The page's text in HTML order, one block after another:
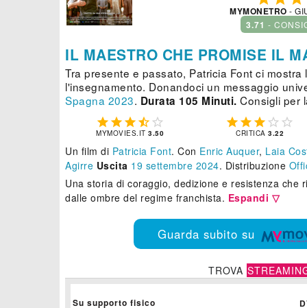
MYMONETRO -
3.71 -
IL MAESTRO CHE PROMISE IL
Tra presente e passato, Patricia Font ci
l'insegnamento. Donandoci un messaggio
Spagna 2023. Durata 105 Minuti. Consigli per
    
MYMOVIES.IT3.50
    
CRITICA3.22
Un film di Patricia Font. Con Enric Auquer, Laia
Agirre Uscita 19 settembre 2024. Distribuzione
Una storia di coraggio, dedizione e resistenza che
dalle ombre del regime franchista. Espandi ▽
Guarda subito su
TROVA
Su supporto fisico